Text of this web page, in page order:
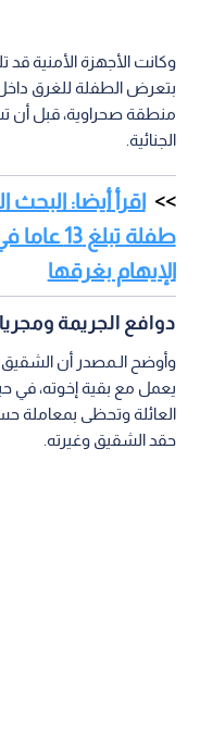
بتعرض الطفلة للغرق داخل
منطقة صحراوية، قبل أن
الجنائية.
اقرأ أيضا:
طفلة
الإيهام بغرقها
دوافع الجريمة
وأوضح الـمصدر أن الشقيق
يعمل مع بقية إخوته، في
العائلة وتحظى بمعاملة
حقد الشقيق وغيرته.